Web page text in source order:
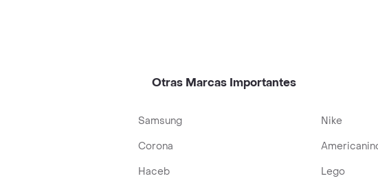
Otras Marcas Importantes
Samsung Nike
Corona
Haceb Lego